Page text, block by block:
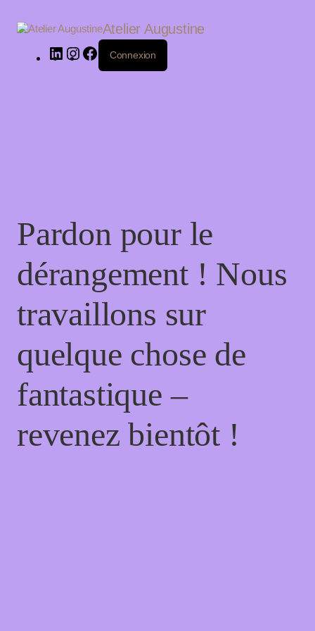
Atelier Augustine
Connexion
Pardon pour le
dérangement ! Nous
travaillons sur
quelque chose de
fantastique –
revenez bientôt !